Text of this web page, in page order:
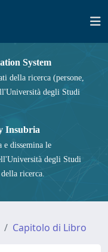
System
della ricerca (persone,
degli Studi
Insubria
e dissemina le
degli Studi
ricerca.
Capitolo di Libro